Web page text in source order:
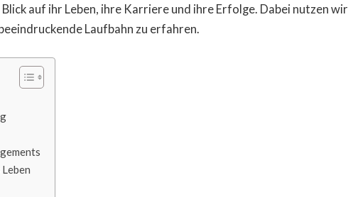
auf ihr Leben, ihre Karriere und ihre Erfolge. Dabei nutzen wir
Laufbahn zu erfahren.